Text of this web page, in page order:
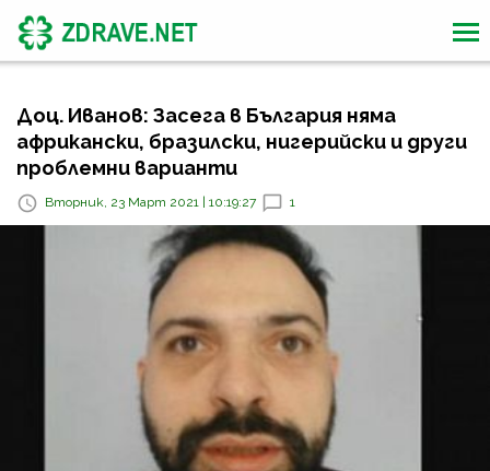
Доц. Иванов: Засега в България няма
африкански, бразилски, нигерийски и други
проблемни варианти
Вторник, 23 Март 2021 | 10:19:27 1